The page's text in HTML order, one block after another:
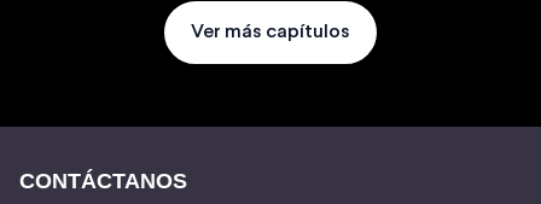
Ver más capítulos
CONTÁCTANOS